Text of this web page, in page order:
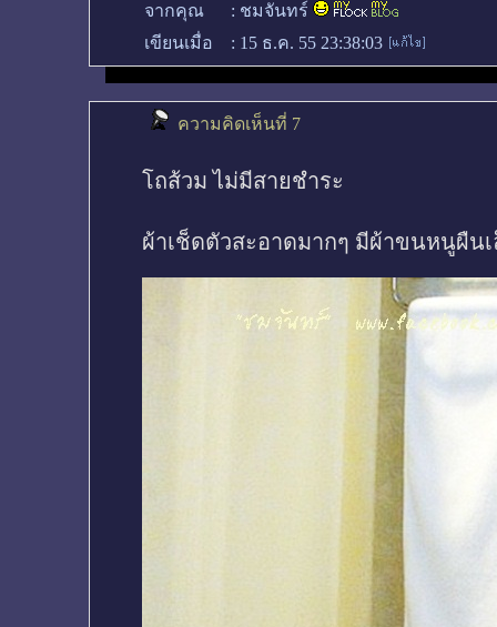
จากคุณ : ชมจันทร์
เขียนเมื่อ
: 15 ธ.ค. 55 23:38:03
ความคิดเห็นที่ 7
โถส้วม ไม่มีสายชำระ
ผ้าเช็ดตัวสะอาดมากๆ มีผ้าขนหนูผืน